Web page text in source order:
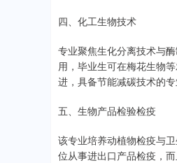
四、化工生物技术
专业聚焦生化分离技术与
用，毕业生可在梅花生物
进，具备节能减碳技术的专
五、生物产品检验检疫
该专业培养动植物检疫与
位从事进出口产品检疫，